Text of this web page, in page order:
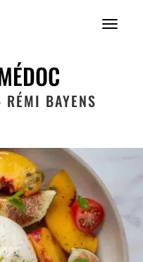
Menu
BAYENS